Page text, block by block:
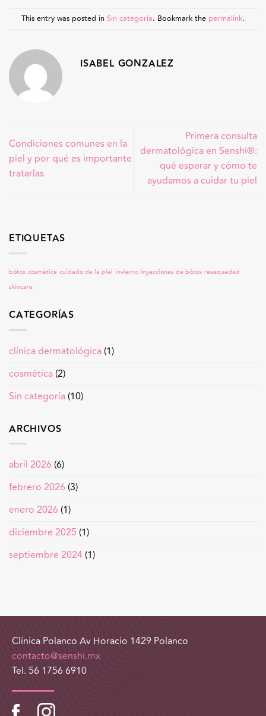
This entry was posted in Sin categoría. Bookmark the permalink.
ISABEL GONZALEZ
Condiciones comunes en la
piel y por qué es importante
tratarlas
Primera consulta
dermatológica en Senshi®:
qué esperar y cómo te
ayudamos a cuidar tu piel
ETIQUETAS
bótox cosmética cuidado de la piel invierno inyecciones de bótox resequedad
skincare
CATEGORÍAS
clínica dermatológica (1)
cosmética (2)
Sin categoría (10)
ARCHIVOS
abril 2026 (6)
febrero 2026 (3)
enero 2026 (1)
diciembre 2025 (1)
septiembre 2024 (1)
Clínica Polanco Av Horacio 1429 Polanco
contacto@senshi.mx
Tel. 56 1756 6910